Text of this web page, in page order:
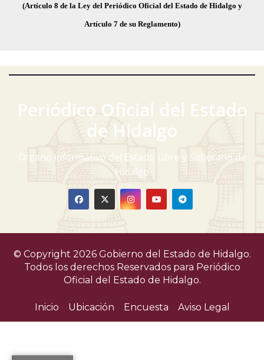
(Artículo 8 de la Ley del Periódico Oficial del Estado de Hidalgo y
Artículo 7 de su Reglamento)
Periódico Oficial del Estado
de Hidalgo
Órgano informativo del Estado Libre y Soberano de
Hidalgo
© Copyright 2026 Gobierno del Estado de Hidalgo.
Todos los derechos Reservados para Periódico
Oficial del Estado de Hidalgo.
Inicio Ubicación Encuesta Aviso Legal